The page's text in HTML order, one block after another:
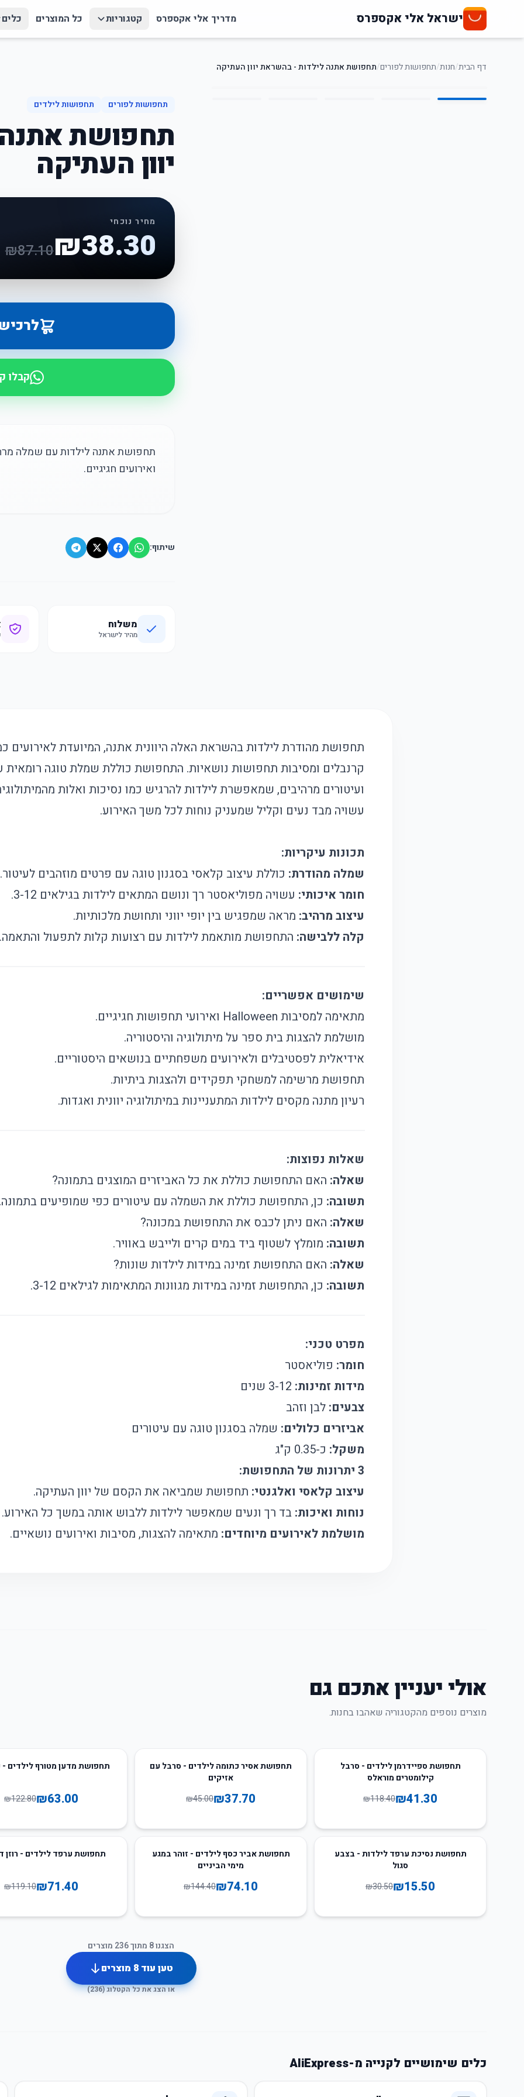
ישראל אלי אקספרס מדריך אלי אקספרס קטגוריות כל המוצרים כלים
דף הבית/חנות/תחפושות לפורים/תחפושת אתנה לילדות - בהשראת יוון העתיקה
1
/
5
תחפושות לפורים תחפושות לילדים
תחפושת
יוון העתיקה
מחיר נוכחי
₪38.30
₪87.10
קבלו
תחפושת אתנה לילדות עם שמלה
ואירועים חגיגיים.
שיתוף:
משלוח
מהיר לישראל
קרנבלים ומסיבות תחפושות נושאיות. התחפושת כוללת שמלת טוגה
ועיטורים מרהיבים, שמאפשרת לילדות להרגיש כמו נסיכות ואלות
עשויה מבד נעים וקליל שמעניק נוחות לכל משך האירוע.
תכונות עיקריות:
שמלה מהודרת: כוללת עיצוב קלאסי בסגנון טוגה עם פרטים מוזהבים לעיטור.
חומר איכותי: עשויה מפוליאסטר רך ונושם המתאים לילדות בגילאים 3-12.
עיצוב מרהיב: מראה שמפגיש בין יופי יווני ותחושת מלכותיות.
קלה ללבישה: התחפושת מותאמת לילדות עם רצועות קלות לתפעול והתאמה.
שימושים אפשריים:
מתאימה למסיבות Halloween ואירועי תחפושות חגיגיים.
מושלמת להצגות בית ספר על מיתולוגיה והיסטוריה.
אידיאלית לפסטיבלים ולאירועים משפחתיים בנושאים היסטוריים.
תחפושת מרשימה למשחקי תפקידים ולהצגות ביתיות.
רעיון מתנה מקסים לילדות המתעניינות במיתולוגיה יוונית ואגדות.
שאלות נפוצות:
שאלה: האם התחפושת כוללת את כל האביזרים המוצגים בתמונה?
תשובה: כן, התחפושת כוללת את השמלה עם עיטורים כפי שמופיעים בתמונה.
שאלה: האם ניתן לכבס את התחפושת במכונה?
תשובה: מומלץ לשטוף ביד במים קרים ולייבש באוויר.
שאלה: האם התחפושת זמינה במידות לילדות שונות?
תשובה: כן, התחפושת זמינה במידות מגוונות המתאימות לגילאים 3-12.
מפרט טכני:
חומר: פוליאסטר
מידות זמינות:
צבעים: לבן וזהב
אביזרים כלולים: שמלה בסגנון טוגה עם עיטורים
משקל: כ-0.35 ק"ג
3 יתרונות של התחפושת:
עיצוב קלאסי ואלגנטי: תחפושת שמביאה את הקסם של יוון העתיקה.
נוחות ואיכות: בד רך ונעים שמאפשר לילדות ללבוש אותה במשך כל האירוע.
מושלמת לאירועים מיוחדים: מתאימה להצגות, מסיבות ואירועים נושאיים.
אולי יעניין אתכם גם
מוצרים נוספים מהקטגוריה שאהבו בחנות.
תחפושת ספיידרמן לילדים - סרבל
קילומטרים מוראלס
₪41.30
₪118.40
16
תחפושת אסיר כתומה לילדים - סרבל עם
אזיקים
₪37.70
₪45.00
49
תחפושת מדען מטורף לילדים -
₪63.00
₪122.80
49
תחפושת נסיכת ערפד לילדות - בצבע
סגול
₪15.50
₪30.50
49
תחפושת אביר כסף לילדים - זוהר במגע
מימי הביניים
₪74.10
₪144.40
40תחפושת ערפד לילדים - רוזן
₪71.40
₪119.10
הצגנו8 מתוך236 מוצרים
טען עוד8 מוצרים
או הצג את כל הקטלוג (236
)
כלים שימושיים לקנייה מ-AliExpress